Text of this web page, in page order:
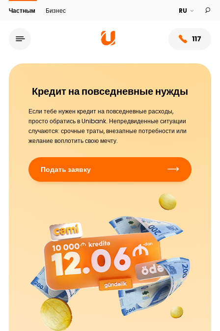
Частным Бизнес
117
Устойчивость
Кешбэк
Тарифы
Кадровые ресурсы
Кредит на повседневные нужды
Если тебе нужен кредит на повседневные расходы,
просто обратись в Unibank. Непредвиденные ситуации
случаются: срочные траты, внезапные потребности или
желание воплотить свою мечту.
Подать заявку